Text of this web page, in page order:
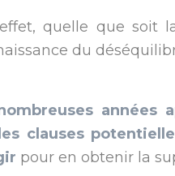
quelle que soit
du
années
clauses
pour en obtenir la